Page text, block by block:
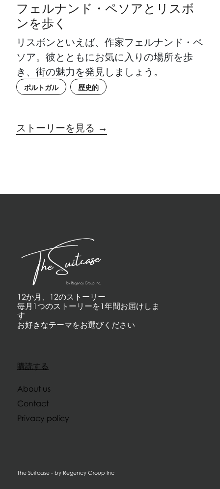
フェルナンド・ペソアとリスボ
ンを歩く
リスボンといえば、作家フェルナンド・ペ
ソア。彼とともにお気に入りの場所を歩
き、街の魅力を発見しましょう。
ポルトガル 歴史的
ストーリーを見る →
12か月、12のストーリー
毎月1つのストーリーを1年間お届けしま
す
お好きなテーマをお選びください
購読する
About us
Contact
Privacy policy
The Suitcase - by Regency Group Inc